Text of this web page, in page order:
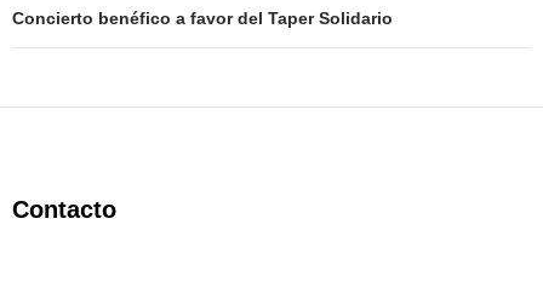
Concierto benéfico a favor del Taper Solidario
Contacto